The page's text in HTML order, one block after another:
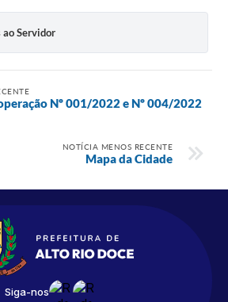
Servidor
Nº 001/2022 e Nº 004/2022
NOTÍCIA MENOS RECENTE
Mapa da Cidade
Siga-nos